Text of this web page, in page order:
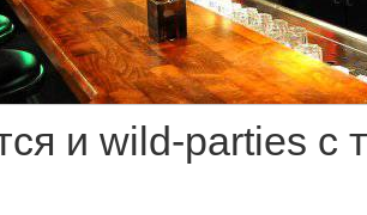
и wild-parties с